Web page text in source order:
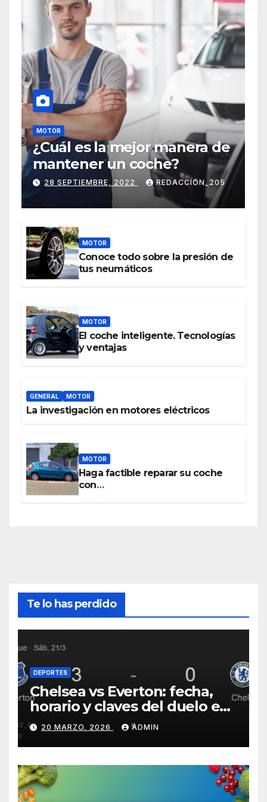
MOTOR
¿Cuál es la mejor manera de
mantener un coche?
28 SEPTIEMBRE, 2022 REDACCION_205
MOTOR
Conoce todo sobre la presión de
tus neumáticos
MOTOR
El coche inteligente. Tecnologías
y ventajas
GENERAL MOTOR
La investigación en motores eléctricos
MOTOR
Haga factible reparar su coche
con
Te lo has perdido
DEPORTES
Chelsea vs Everton: fecha,
horario y claves del duelo en
Stamford Bridge
20 MARZO, 2026 ADMIN